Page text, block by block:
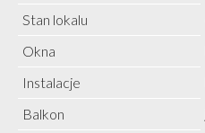
Stan lokalu
Okna
Instalacje
Balkon